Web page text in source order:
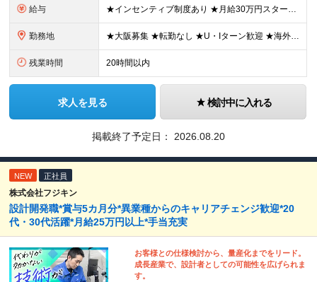
給与 ★インセンティブ制度あり ★月給30万円スタートも可 月給23万円～30万円＋諸手当＋賞与 ※経験・スキルを考慮の上、決定します ※試用期間6ヶ月間あり（期間中の条件に差異はありません） ※残業代
勤務地 ★大阪募集 ★転勤なし ★U・Iターン歓迎 ★海外出張もあり ※本人の希望を最大限に考慮 ┗韓国やタイ、マレーシア、アメリカなどなど…様々な国に行けるチャンス！ 【本社】 大阪府大阪市東成区玉津1丁
残業時間 20時間以内
求人を見る 検討中に入れる
掲載終了予定日： 2026.08.20
NEW 正社員
株式会社フジキン
設計開発職*賞与5カ月分*異業種からのキャリアチェンジ歓迎*20
代・30代活躍*月給25万円以上*手当充実
お客様との仕様検討から、量産化までをリード。
成長産業で、設計者としての可能性を広げられま
す。